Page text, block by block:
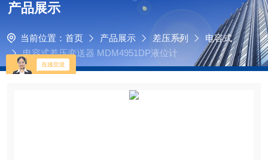
产品展示
当前位置： 首页 产品展示 差压系列
电容式
电容式差压变送器 MDM4951DP液位计